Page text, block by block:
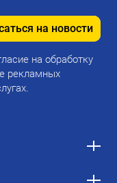
на новости
на обработку
рекламных